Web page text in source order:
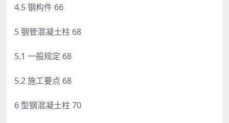
4.5 钢构件 66
5 钢管混凝土柱 68
5.1 一般规定 68
5.2 施工要点 68
6 型钢混凝土柱 70